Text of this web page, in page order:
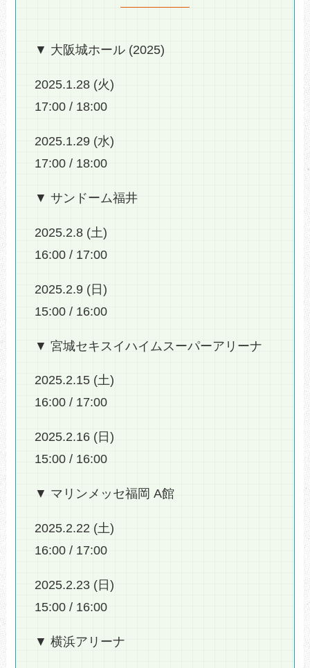
▼ 大阪城ホール (2025)
2025.1.28 (火)
17:00 / 18:00
2025.1.29 (水)
17:00 / 18:00
▼ サンドーム福井
2025.2.8 (土)
16:00 / 17:00
2025.2.9 (日)
15:00 / 16:00
▼ 宮城セキスイハイムスーパーアリーナ
2025.2.15 (土)
16:00 / 17:00
2025.2.16 (日)
15:00 / 16:00
▼ マリンメッセ福岡 A館
2025.2.22 (土)
16:00 / 17:00
2025.2.23 (日)
15:00 / 16:00
▼ 横浜アリーナ